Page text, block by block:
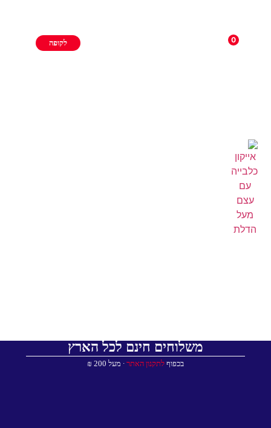
0 לקופה
משלוחים חינם לכל הארץ
בכפוף לתקנון האתר ∙ מעל 200 ₪